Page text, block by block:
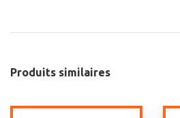
Produits similaires